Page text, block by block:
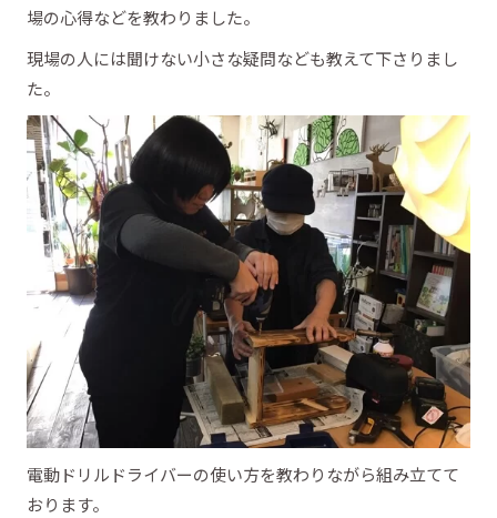
場の心得などを教わりました。
現場の人には聞けない小さな疑問なども教えて下さりまし
た。
電動ドリルドライバーの使い方を教わりながら組み立てて
おります。